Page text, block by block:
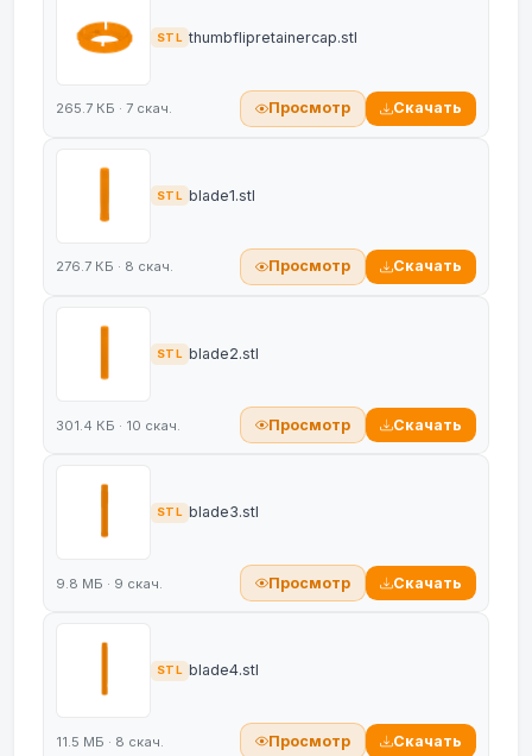
STL thumbflipretainercap.stl
265.7 КБ · 7 скач. Просмотр Скачать
STL blade1.stl
276.7 КБ · 8 скач. Просмотр Скачать
STL blade2.stl
301.4 КБ · 10 скач. Просмотр Скачать
STL blade3.stl
9.8 МБ · 9 скач. Просмотр Скачать
STL blade4.stl
11.5 МБ · 8 скач. Просмотр Скачать